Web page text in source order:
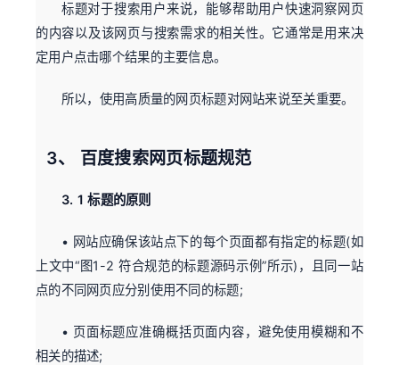
标题对于搜索用户来说，能够帮助用户快速洞察网页
的内容以及该网页与搜索需求的相关性。它通常是用来决
定用户点击哪个结果的主要信息。
所以，使用高质量的网页标题对网站来说至关重要。
3、 百度搜索网页标题规范
3. 1 标题的原则
• 网站应确保该站点下的每个页面都有指定的标题(如
上文中“图1-2 符合规范的标题源码示例”所示)，且同一站
点的不同网页应分别使用不同的标题;
• 页面标题应准确概括页面内容，避免使用模糊和不
相关的描述;